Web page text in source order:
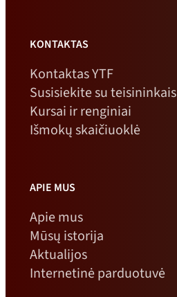
KONTAKTAS
Kontaktas YTF
Susisiekite su teisininkais
Kursai ir renginiai
Išmokų skaičiuoklė
APIE MUS
Apie mus
Mūsų istorija
Aktualijos
Internetinė parduotuvė